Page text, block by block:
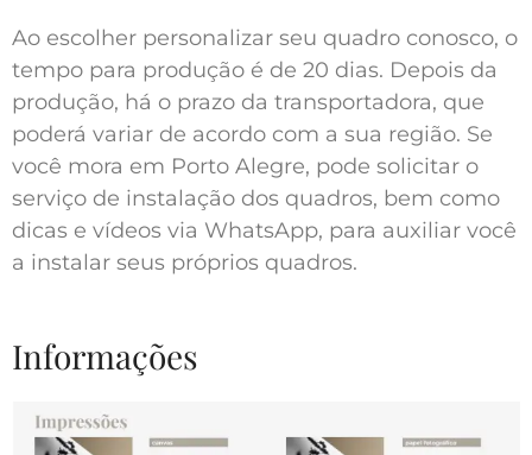
Ao escolher personalizar seu quadro conosco, o
tempo para produção é de 20 dias. Depois da
produção, há o prazo da transportadora, que
poderá variar de acordo com a sua região. Se
você mora em Porto Alegre, pode solicitar o
serviço de instalação dos quadros, bem como
dicas e vídeos via WhatsApp, para auxiliar você
a instalar seus próprios quadros.
Informações